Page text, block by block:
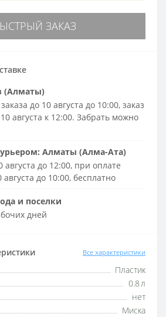
ЗАКАЗ
(Алматы)
до 10 августа до 10:00, заказ
августа к 12:00. Забрать можно
: Алматы (Алма-Ата)
августа до 12:00, при оплате
августа до 10:00, бесплатно
и поселки
дней
Все характеристики
Пластик
0.8 л
нет
Миска